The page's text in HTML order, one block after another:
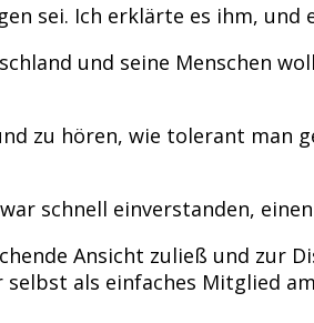
sei. Ich erklärte es ihm,
und seine Menschen
zu hören, wie tolerant man
schnell einverstanden, einen
Ansicht zuließ und zur
als einfaches Mitglied